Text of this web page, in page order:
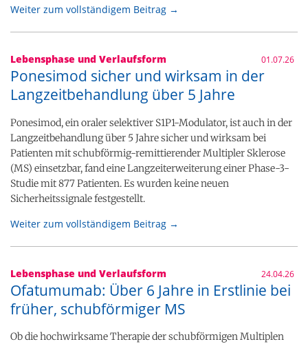
Weiter zum vollständigem Beitrag →
Lebensphase und Verlaufsform 01.07.26
Ponesimod sicher und wirksam in der
Langzeitbehandlung über 5 Jahre
Ponesimod, ein oraler selektiver S1P1-Modulator, ist auch in der
Langzeitbehandlung über 5 Jahre sicher und wirksam bei
Patienten mit schubförmig-remittierender Multipler Sklerose
(MS) einsetzbar, fand eine Langzeiterweiterung einer Phase-3-
Studie mit 877 Patienten. Es wurden keine neuen
Sicherheitssignale festgestellt.
Weiter zum vollständigem Beitrag →
Lebensphase und Verlaufsform 24.04.26
Ofatumumab: Über 6 Jahre in Erstlinie bei
früher, schubförmiger MS
Ob die hochwirksame Therapie der schubförmigen Multiplen